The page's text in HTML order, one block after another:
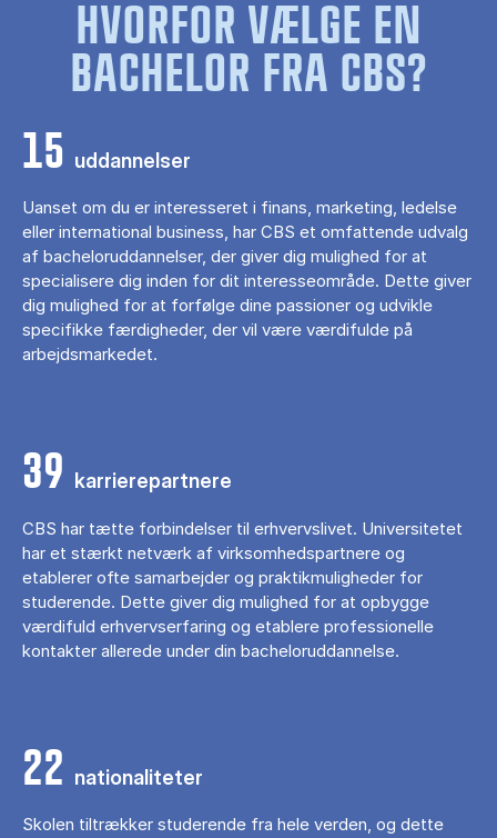
HVORFOR VÆLGE EN
BACHELOR FRA CBS?
15 uddannelser
Uanset om du er interesseret i finans, marketing, ledelse
eller international business, har CBS et omfattende udvalg
af bacheloruddannelser, der giver dig mulighed for at
specialisere dig inden for dit interesseområde. Dette giver
dig mulighed for at forfølge dine passioner og udvikle
specifikke færdigheder, der vil være værdifulde på
arbejdsmarkedet.
39 karrierepartnere
CBS har tætte forbindelser til erhvervslivet. Universitetet
har et stærkt netværk af virksomhedspartnere og
etablerer ofte samarbejder og praktikmuligheder for
studerende. Dette giver dig mulighed for at opbygge
værdifuld erhvervserfaring og etablere professionelle
kontakter allerede under din bacheloruddannelse.
22 nationaliteter
Skolen tiltrækker studerende fra hele verden, og dette